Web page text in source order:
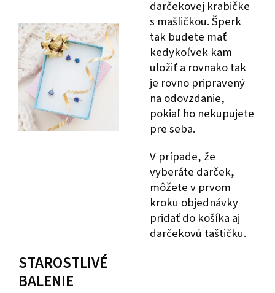
darčekovej krabičke
s mašličkou. Šperk
tak budete mať
kedykoľvek kam
uložiť a rovnako tak
je rovno pripravený
na odovzdanie,
pokiaľ ho nekupujete
pre seba.
V prípade, že
vyberáte darček,
môžete v prvom
kroku objednávky
pridať do košíka aj
darčekovú taštičku.
STAROSTLIVÉ
BALENIE